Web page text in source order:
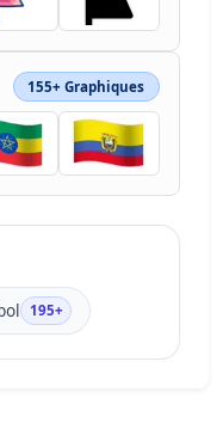
155+ Graphiques
195+